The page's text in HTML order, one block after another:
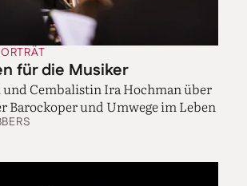
gelernt und noch nicht so oft
ich mir dafür besonders viel
käme, heute Abend mit
könnten Sie das
Woche. Ich überlege noch, ob das
für die Musiker
Cembalistin Ira Hochman über
Barockoper und Umwege im Leben